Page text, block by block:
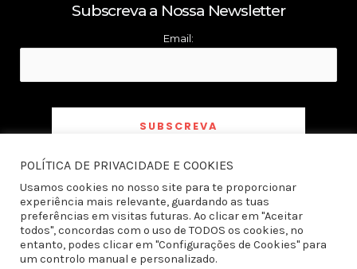
Subscreva a Nossa Newsletter
Email:
Ao subscrever a newsletter declaro ter tomado conhecimento e aceito a
de Privacidade
POLÍTICA DE PRIVACIDADE E COOKIES
Usamos cookies no nosso site para te proporcionar
experiência mais relevante, guardando as tuas
preferências em visitas futuras. Ao clicar em "Aceitar
todos", concordas com o uso de TODOS os cookies, no
entanto, podes clicar em "Configurações de Cookies" para
um controlo manual e personalizado.